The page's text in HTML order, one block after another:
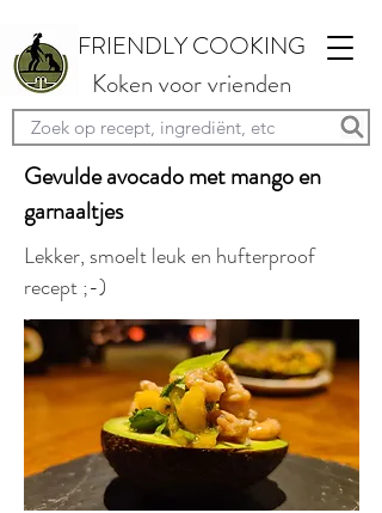
FRIENDLY COOKING
Koken voor vrienden
Gevulde avocado met mango en
garnaaltjes
Lekker, smoelt leuk en hufterproof
recept ;-)